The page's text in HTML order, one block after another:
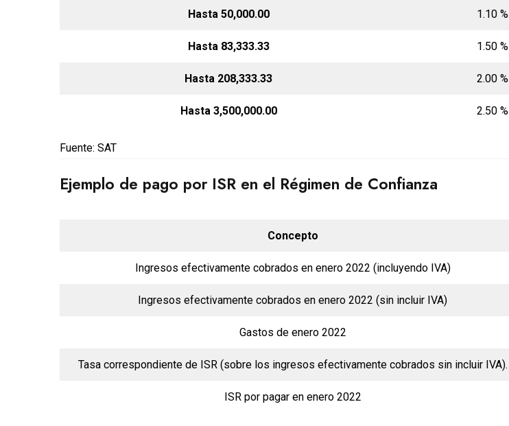
Hasta 50,000.00 1.10 %
Hasta 83,333.33 1.50 %
Hasta 208,333.33 2.00 %
Hasta 3,500,000.00 2.50 %
Fuente: SAT
Ejemplo de pago por ISR en el Régimen de Confianza
Concepto
Ingresos efectivamente cobrados en enero 2022 (incluyendo IVA)
Ingresos efectivamente cobrados en enero 2022 (sin incluir IVA)
Gastos de enero 2022
Tasa correspondiente de ISR (sobre los ingresos efectivamente cobrados sin incluir IVA).
ISR por pagar en enero 2022